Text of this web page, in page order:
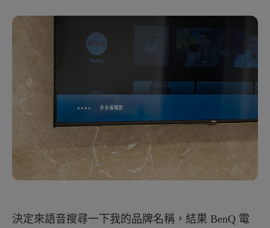
決定來語音搜尋一下我的品牌名稱，結果 BenQ 電